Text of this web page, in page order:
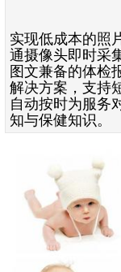
实现低成本的照
通摄像头即时采
图文兼备的体检
解决方案，支持
自动按时为服务
知与保健知识。